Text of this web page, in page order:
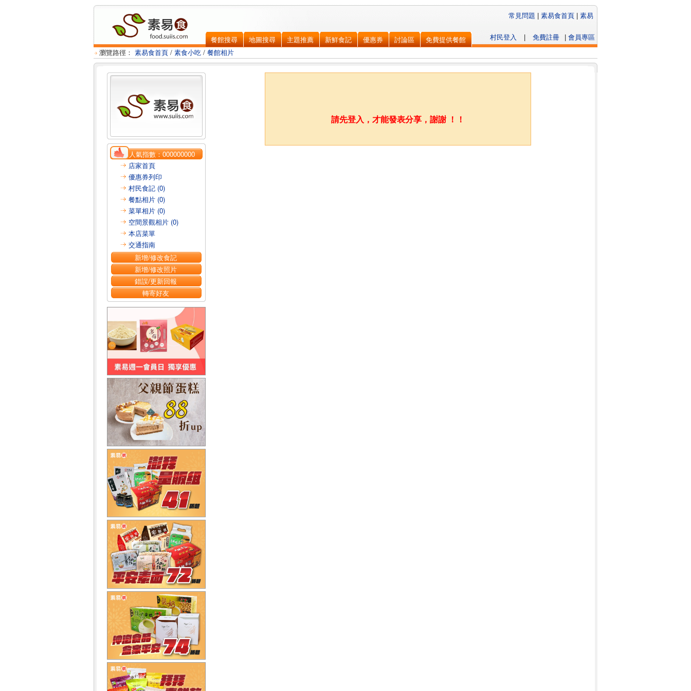
餐館搜尋 地圖搜尋 主題推薦 新鮮食記 優惠券 討論區 免費提供餐館 | 會員專區
免費註冊
|
村民登入
常見問題 | 素易食首頁 | 素易
瀏覽路徑： 素易食首頁 / 素食小吃 / 餐館相片
人氣指數：000000000
店家首頁
優惠券列印
村民食記 (0)
餐點相片 (0)
菜單相片 (0)
空間景觀相片 (0)
本店菜單
交通指南
新增/修改食記
新增/修改照片
錯誤/更新回報
轉寄好友
請先登入，才能發表分享，謝謝 ！！